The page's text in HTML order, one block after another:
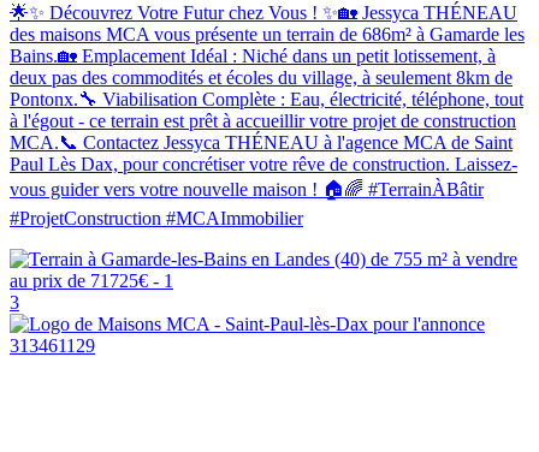
🌟✨ Découvrez Votre Futur chez Vous ! ✨🏡 Jessyca THÉNEAU
des maisons MCA vous présente un terrain de 686m² à Gamarde les
Bains.🏡 Emplacement Idéal : Niché dans un petit lotissement, à
deux pas des commodités et écoles du village, à seulement 8km de
Pontonx.🔧 Viabilisation Complète : Eau, électricité, téléphone, tout
à l'égout - ce terrain est prêt à accueillir votre projet de construction
MCA.📞 Contactez Jessyca THÉNEAU à l'agence MCA de Saint
Paul Lès Dax, pour concrétiser votre rêve de construction. Laissez-
vous guider vers votre nouvelle maison ! 🏠🌈 #TerrainÀBâtir
#ProjetConstruction #MCAImmobilier
3